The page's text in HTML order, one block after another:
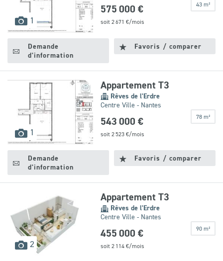
1 images
disponibles
43 m²
575 000 €
soit 2 671 €/mois
Demande
d'information
Favoris / comparer
1 images
disponibles
Appartement T3
Rêves de l'Erdre
Centre Ville - Nantes
78 m²
543 000 €
soit 2 523€/mois
Demande
d'information
Favoris / comparer
2 images
disponibles
Appartement T3
Rêves de l'Erdre
Centre Ville - Nantes
90 m²
455 000 €
soit 2 114€/mois